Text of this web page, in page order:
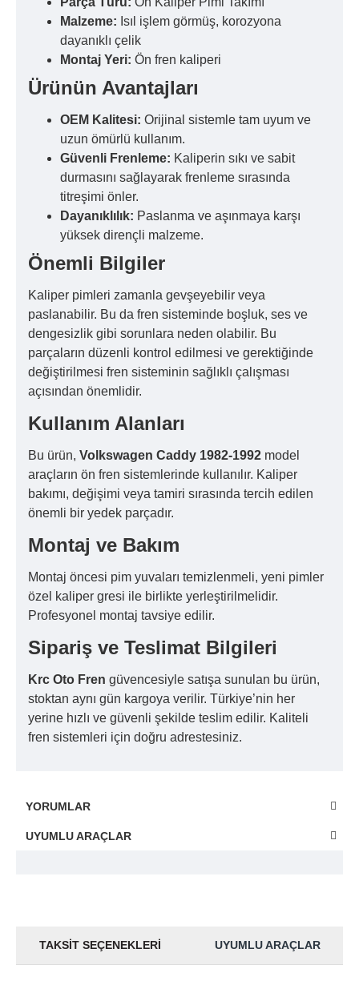
Malzeme: Isıl işlem görmüş, korozyona
dayanıklı çelik
Montaj Yeri: Ön fren kaliperi
Ürünün Avantajları
OEM Kalitesi: Orijinal sistemle tam uyum ve
uzun ömürlü kullanım.
Güvenli Frenleme: Kaliperin sıkı ve sabit
durmasını sağlayarak frenleme sırasında
titreşimi önler.
Dayanıklılık: Paslanma ve aşınmaya karşı
yüksek dirençli malzeme.
Önemli Bilgiler
Kaliper pimleri zamanla gevşeyebilir veya
paslanabilir. Bu da fren sisteminde boşluk, ses ve
dengesizlik gibi sorunlara neden olabilir. Bu
parçaların düzenli kontrol edilmesi ve gerektiğinde
değiştirilmesi fren sisteminin sağlıklı çalışması
açısından önemlidir.
Kullanım Alanları
Bu ürün, Volkswagen Caddy 1982-1992 model
araçların ön fren sistemlerinde kullanılır. Kaliper
bakımı, değişimi veya tamiri sırasında tercih edilen
önemli bir yedek parçadır.
Montaj ve Bakım
Montaj öncesi pim yuvaları temizlenmeli, yeni pimler
özel kaliper gresi ile birlikte yerleştirilmelidir.
Profesyonel montaj tavsiye edilir.
Sipariş ve Teslimat Bilgileri
Krc Oto Fren güvencesiyle satışa sunulan bu ürün,
stoktan aynı gün kargoya verilir. Türkiye’nin her
yerine hızlı ve güvenli şekilde teslim edilir. Kaliteli
fren sistemleri için doğru adrestesiniz.
YORUMLAR
UYUMLU ARAÇLAR
TAKSIT SEÇENEKLERI UYUMLU ARAÇLAR